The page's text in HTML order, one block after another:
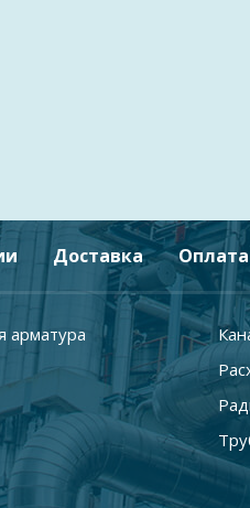
Доставка Оплата
арматура